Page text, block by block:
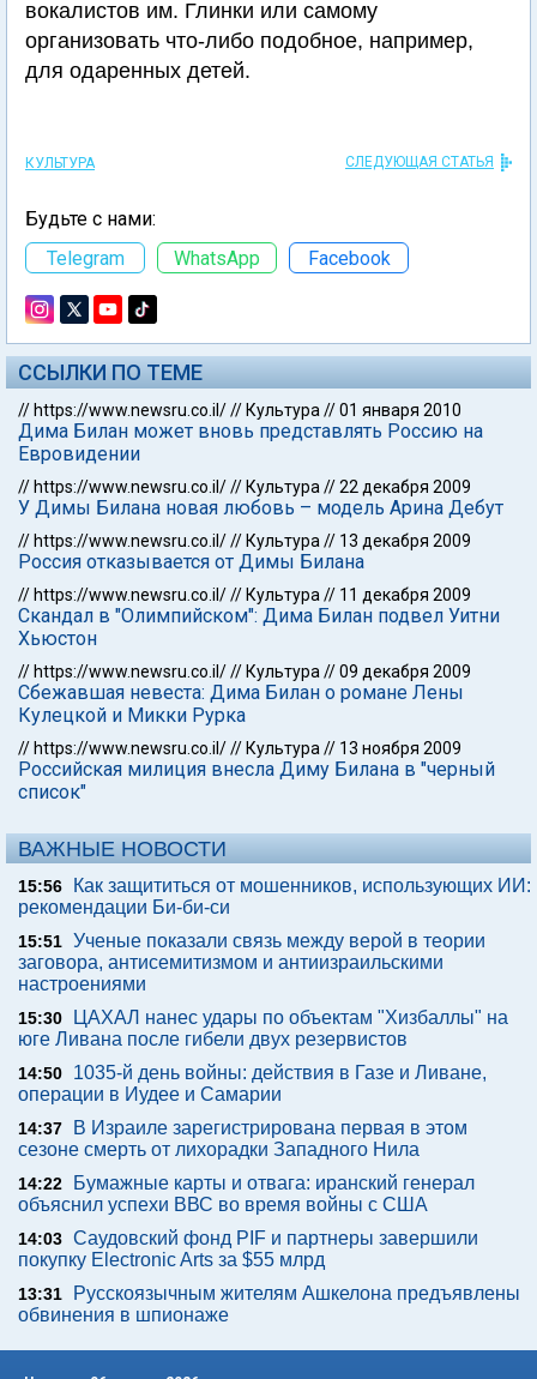
вокалистов им. Глинки или самому
организовать что-либо подобное, например,
для одаренных детей.
КУЛЬТУРА СЛЕДУЮЩАЯ СТАТЬЯ
Будьте с нами:
Telegram
WhatsApp Facebook
ССЫЛКИ ПО ТЕМЕ
// https://www.newsru.co.il/// Культура //01 января 2010
Дима Билан может вновь представлять Россию на
Евровидении
// https://www.newsru.co.il/// Культура //22 декабря 2009
У Димы Билана новая любовь – модель Арина Дебут
// https://www.newsru.co.il/// Культура // 13 декабря 2009
Россия отказывается от Димы Билана
// https://www.newsru.co.il/// Культура // 11 декабря 2009
Скандал в "Олимпийском": Дима Билан подвел Уитни
Хьюстон
// https://www.newsru.co.il/// Культура //09 декабря 2009
Сбежавшая невеста: Дима Билан о романе Лены
Кулецкой и Микки Рурка
// https://www.newsru.co.il/// Культура // 13 ноября 2009
Российская милиция внесла Диму Билана в "черный
список"
ВАЖНЫЕ НОВОСТИ
15:56
Как защититься от мошенников, использующих ИИ:
рекомендации Би-би-си
15:51 Ученые показали связь между верой в теории
заговора, антисемитизмом и антиизраильскими
настроениями
15:30
ЦАХАЛ нанес удары по объектам "Хизбаллы" на
юге Ливана после гибели двух резервистов
14:50
1035-й день войны: действия в Газе и Ливане,
операции в Иудее и Самарии
14:37
В Израиле зарегистрирована первая в этом
сезоне смерть от лихорадки Западного Нила
14:22
Бумажные карты и отвага: иранский генерал
объяснил успехи ВВС во время войны с США
14:03 Саудовский фонд PIF и партнеры завершили
покупку Electronic Arts за $55 млрд
13:31
Русскоязычным жителям Ашкелона предъявлены
обвинения в шпионаже